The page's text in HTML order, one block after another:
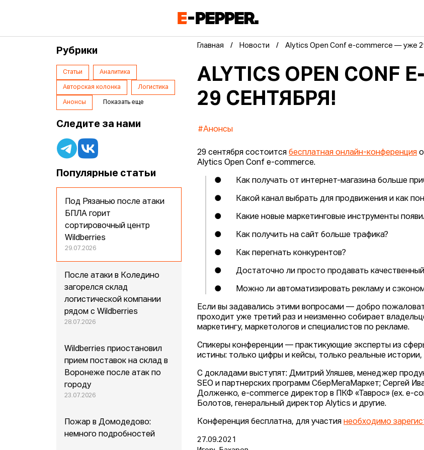
Главная Новости Alytics Open Conf e-commerce — уже
ALYTICS OPEN CONF
29 СЕНТЯБРЯ!
#Анонсы
29 сентября состоитсябесплатная онлайн-конференция
Alytics Open Conf e-commerce.
● Как получать от интернет-магазина больше
● Какой канал выбрать для продвижения и как
● Какие новые маркетинговые инструменты
● Как получить на сайт больше трафика?
● Как перегнать конкурентов?
● Достаточно ли просто продавать качественный
● Можно ли автоматизировать рекламу и
Если вы задавались этими вопросами — добро
проходит уже третий раз и неизменно собирает
маркетингу, маркетологов и специалистов по рекламе.
Спикеры конференции — практикующие эксперты из
истины: только цифры и кейсы, только реальные
С докладами выступят: Дмитрий Уляшев, менеджер
SEO и партнерских программ СберМегаМаркет; Сергей
Долженко, e-commerce директор в ПКФ «Таврос» (ex. e-
Болотов, генеральный директор Alytics и другие.
Конференция бесплатна, для участиянеобходимо
27.09.2021
Рубрики
Статьи Аналитика
Авторская колонка Логистика
Анонсы Показать еще
Следите за нами
Популярные статьи
Под Рязанью после атаки
БПЛА горит
сортировочный центр
Wildberries
29.07.2026
После атаки в Коледино
загорелся склад
логистической компании
рядом с Wildberries
28.07.2026
Wildberries приостановил
прием поставок на склад в
Воронеже после атак по
городу
23.07.2026
Пожар в Домодедово:
немного подробностей